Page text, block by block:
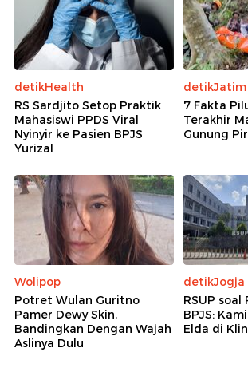
detikHealth
RS Sardjito Setop Praktik
Mahasiswi PPDS Viral
Nyinyir ke Pasien BPJS
Yurizal
detikJatim
7 Fakta
Terakhir
Gunung
Wolipop
Potret Wulan Guritno
Pamer Dewy Skin,
Bandingkan Dengan Wajah
Aslinya Dulu
detikJogja
RSUP soal
BPJS:
Elda di